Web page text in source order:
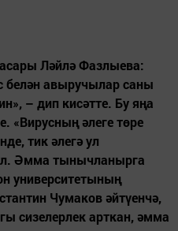
Ләйлә Фазлыева:
белән авыручылар саны
– дип кисәтте. Бу яңа
«Вирусның әлеге төре
тик әлегә ул
Әмма тынычланырга
университетының
Чумаков әйтүенчә,
сизелерлек арткан, әмма